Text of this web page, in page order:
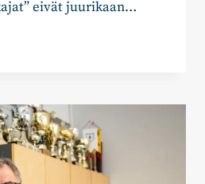
eivät juurikaan…